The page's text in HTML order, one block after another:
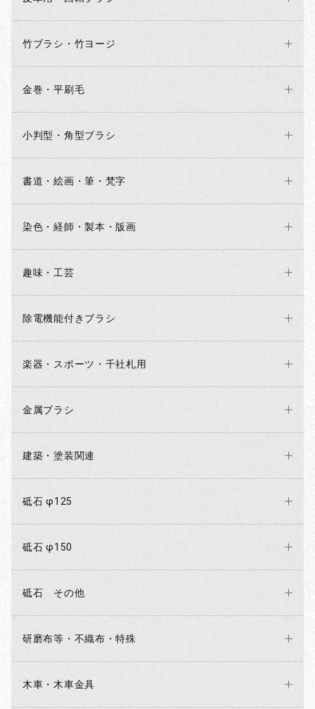
竹ブラシ・竹ヨージ
金巻・平刷毛
小判型・角型ブラシ
書道・絵画・筆・梵字
染色・経師・製本・版画
趣味・工芸
除電機能付きブラシ
楽器・スポーツ・千社札用
金属ブラシ
建築・塗装関連
砥石 φ125
砥石 φ150
砥石 その他
研磨布等・不織布・特殊
木車・木車金具